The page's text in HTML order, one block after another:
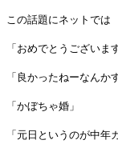
この話題にネットでは
「おめでとうございま
「良かったねーなんか
「かぼちゃ婚」
「元日というのが中年